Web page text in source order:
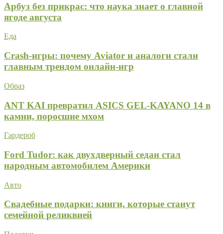
Арбуз без прикрас: что наука знает о главной
ягоде августа
Еда
Crash-игры: почему Aviator и аналоги стали
главным трендом онлайн-игр
Образ
ANT KAI превратил ASICS GEL-KAYANO 14 в
камни, поросшие мхом
Гардероб
Ford Tudor: как двухдверный седан стал
народным автомобилем Америки
Авто
Свадебные подарки: книги, которые станут
семейной реликвией